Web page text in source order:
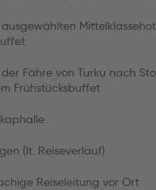
Fähre von Turku nach
Frühstücksbuffet
(lt. Reiseverlauf)
Reiseleitung vor Ort